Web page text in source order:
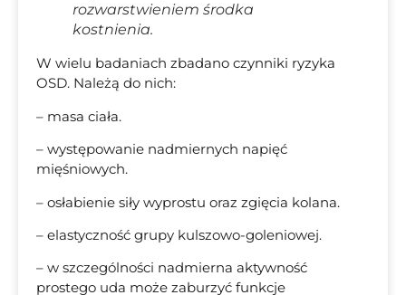
rozwarstwieniem środka
kostnienia.
W wielu badaniach zbadano czynniki ryzyka
OSD. Należą do nich:
– masa ciała.
– występowanie nadmiernych napięć
mięśniowych.
– osłabienie siły wyprostu oraz zgięcia kolana.
– elastyczność grupy kulszowo-goleniowej.
– w szczególności nadmierna aktywność
prostego uda może zaburzyć funkcje